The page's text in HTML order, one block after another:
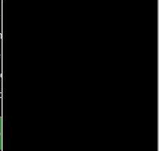
te guardes nada! Queremos
donde la conversación
Únete a la charla y déjanos
¡Los comentarios son la
diversidad de opiniones!